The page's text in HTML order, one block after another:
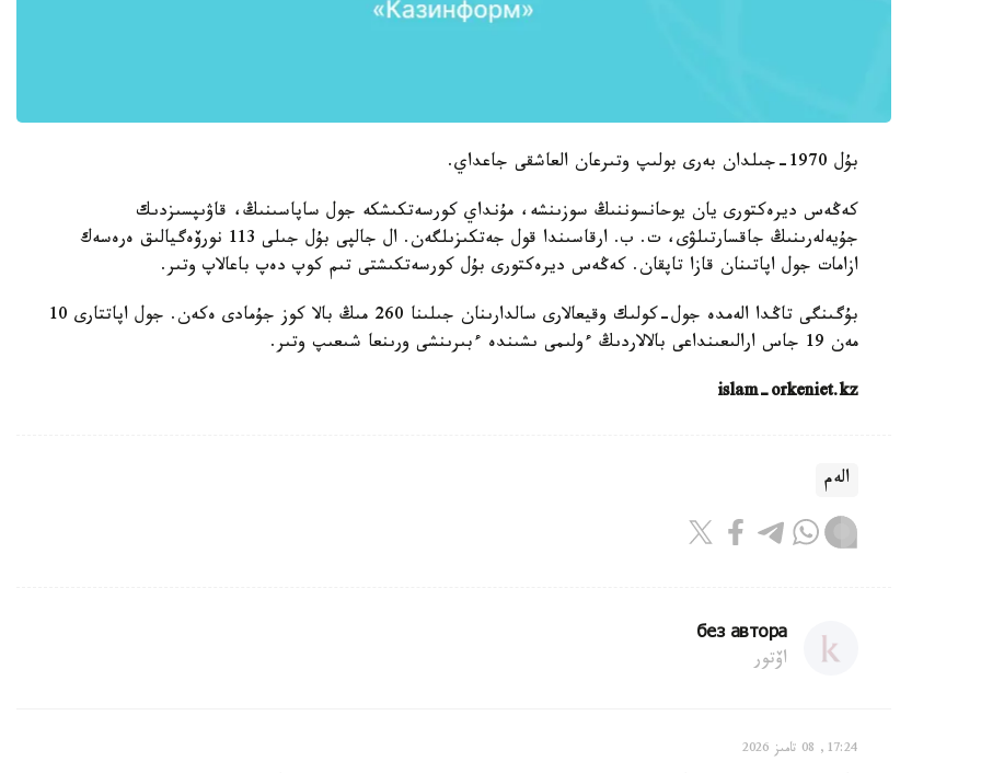
بۇل 1970-جىلدان بەرى بولىپ وتىرعان العاشقى جاعداي.
كەڭەس ديرەكتورى يان يوحانسوننىڭ سوزىنشە، مۇنداي كورسەتكىشكە جول ساپاسىنىڭ، قاۋىپسىزدىك
جۇيەلەرىنىڭ جاقسارتىلۋى، ت. ب. ارقاسىندا قول جەتكىزىلگەن. ال جالپى بۇل جىلى 113 نورۆەگيالىق ەرەسەك
ازامات جول اپاتىنان قازا تاپقان. كەڭەس ديرەكتورى بۇل كورسەتكىشتى تىم كوپ دەپ باعالاپ وتىر.
بۇگىنگى تاڭدا الەمدە جول-كولىك وقيعالارى سالدارىنان جىلىنا 260 مىڭ بالا كوز جۇمادى ەكەن. جول اپاتتارى 10
مەن 19 جاس ارالىعىنداعى بالالاردىڭ ءولىمى ىشىندە ءبىرىنشى ورىنعا شىعىپ وتىر.
islam-orkeniet.kz
الەم
без автора
اۆتور
17:24, 08 تامىز 2026